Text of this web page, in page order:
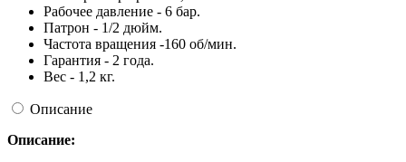
Рабочее давление - 6 бар.
Патрон - 1/2 дюйм.
Частота вращения -160 об/мин.
Гарантия - 2 года.
Вес - 1,2 кг.
Описание
Описание: